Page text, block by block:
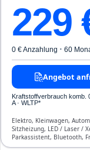
229
0 € Anzahlung · 60
Angebot
Kraftstoffverbrauch komb.
A · WLTP*
Elektro, Kleinwagen,
Sitzheizung, LED / Laser /
Parkassistent, Bluetooth,
ABS, Klimaautomatik,